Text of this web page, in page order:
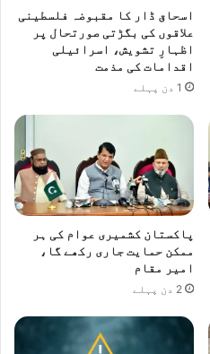
اسحاق ڈار کا مقبوضہ فلسطینی
علاقوں کی بگڑتی صورتحال پر
اظہارِ تشویش، اسرائیلی
اقدامات کی مذمت
1 دن پہلے
پاکستان کشمیری عوام کی ہر
ممکن حمایت جاری رکھے گا،
امیر مقام
2 دن پہلے